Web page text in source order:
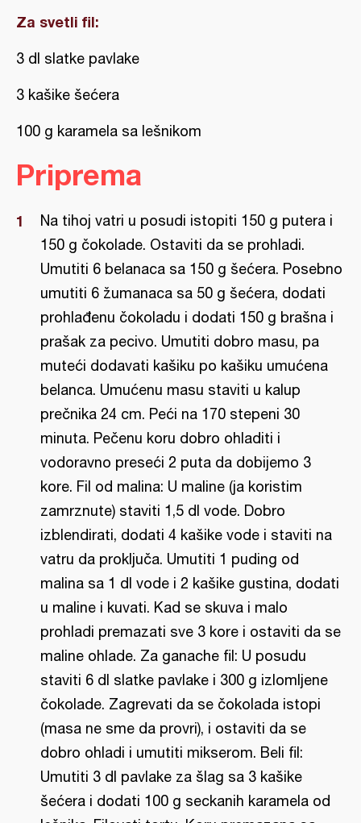
Za svetli fil:
3 dl slatke pavlake
3 kašike šećera
100 g karamela sa lešnikom
Priprema
Na tihoj vatri u posudi istopiti 150 g putera i
150 g čokolade. Ostaviti da se prohladi.
Umutiti 6 belanaca sa 150 g šećera. Posebno
umutiti 6 žumanaca sa 50 g šećera, dodati
prohlađenu čokoladu i dodati 150 g brašna i
prašak za pecivo. Umutiti dobro masu, pa
muteći dodavati kašiku po kašiku umućena
belanca. Umućenu masu staviti u kalup
prečnika 24 cm. Peći na 170 stepeni 30
minuta. Pečenu koru dobro ohladiti i
vodoravno preseći 2 puta da dobijemo 3
kore. Fil od malina: U maline (ja koristim
zamrznute) staviti 1,5 dl vode. Dobro
izblendirati, dodati 4 kašike vode i staviti na
vatru da proključa. Umutiti 1 puding od
malina sa 1 dl vode i 2 kašike gustina, dodati
u maline i kuvati. Kad se skuva i malo
prohladi premazati sve 3 kore i ostaviti da se
maline ohlade. Za ganache fil: U posudu
staviti 6 dl slatke pavlake i 300 g izlomljene
čokolade. Zagrevati da se čokolada istopi
(masa ne sme da provri), i ostaviti da se
dobro ohladi i umutiti mikserom. Beli fil:
Umutiti 3 dl pavlake za šlag sa 3 kašike
šećera i dodati 100 g seckanih karamela od